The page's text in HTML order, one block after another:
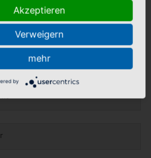
Vorgehen ausführlich mit Ihnen
Fragen können geklärt werden.
Akzeptieren
Verweigern
mehr
by